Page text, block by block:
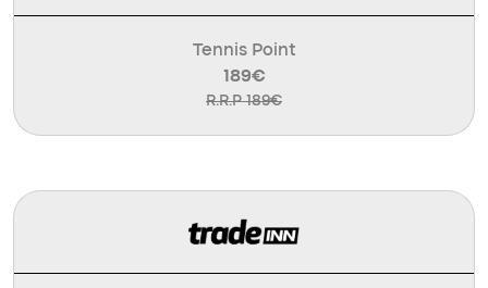
Tennis Point
189€
R.R.P 189€